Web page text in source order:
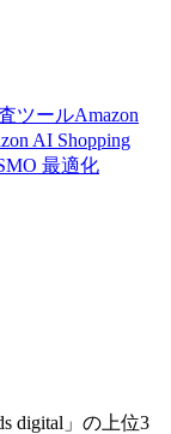
ツールAmazon
AI Shopping
最適化
digital」の上位3